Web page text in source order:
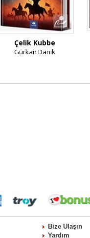
Çelik Kubbe
Gürkan Danık
Bize Ulaşın
Yardım